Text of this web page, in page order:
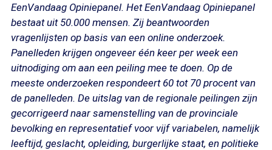
EenVandaag Opiniepanel. Het EenVandaag Opiniepanel
bestaat uit 50.000 mensen. Zij beantwoorden
vragenlijsten op basis van een online onderzoek.
Panelleden krijgen ongeveer één keer per week een
uitnodiging om aan een peiling mee te doen. Op de
meeste onderzoeken respondeert 60 tot 70 procent van
de panelleden. De uitslag van de regionale peilingen zijn
gecorrigeerd naar samenstelling van de provinciale
bevolking en representatief voor vijf variabelen, namelijk
leeftijd, geslacht, opleiding, burgerlijke staat, en politieke